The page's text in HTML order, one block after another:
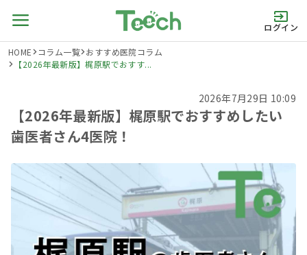
ログイン
HOME コラム一覧 おすすめ医院コラム
【2026年最新版】梶原駅でおすす...
2026年7月29日 10:09
【2026年最新版】梶原駅でおすすめしたい
歯医者さん4医院！